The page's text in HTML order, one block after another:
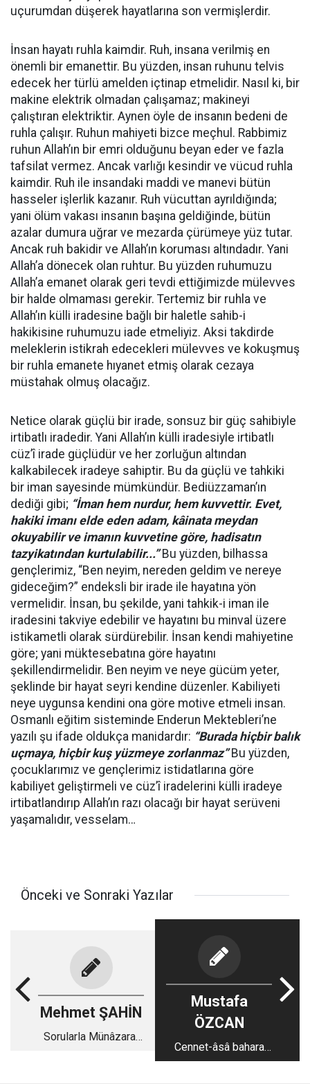
uçurumdan düşerek hayatlarına son vermişlerdir.
İnsan hayatı ruhla kaimdir. Ruh, insana verilmiş en
önemli bir emanettir. Bu yüzden, insan ruhunu telvis
edecek her türlü amelden içtinap etmelidir. Nasıl ki, bir
makine elektrik olmadan çalışamaz; makineyi
çalıştıran elektriktir. Aynen öyle de insanın bedeni de
ruhla çalışır. Ruhun mahiyeti bizce meçhul. Rabbimiz
ruhun Allah’ın bir emri olduğunu beyan eder ve fazla
tafsilat vermez. Ancak varlığı kesindir ve vücud ruhla
kaimdir. Ruh ile insandaki maddi ve manevi bütün
hasseler işlerlik kazanır. Ruh vücuttan ayrıldığında;
yani ölüm vakası insanın başına geldiğinde, bütün
azalar dumura uğrar ve mezarda çürümeye yüz tutar.
Ancak ruh bakidir ve Allah’ın koruması altındadır. Yani
Allah’a dönecek olan ruhtur. Bu yüzden ruhumuzu
Allah’a emanet olarak geri tevdi ettiğimizde mülevves
bir halde olmaması gerekir. Tertemiz bir ruhla ve
Allah’ın külli iradesine bağlı bir haletle sahib-i
hakikisine ruhumuzu iade etmeliyiz. Aksi takdirde
meleklerin istikrah edecekleri mülevves ve kokuşmuş
bir ruhla emanete hıyanet etmiş olarak cezaya
müstahak olmuş olacağız.
Netice olarak güçlü bir irade, sonsuz bir güç sahibiyle
irtibatlı iradedir. Yani Allah’ın külli iradesiyle irtibatlı
cüz’î irade güçlüdür ve her zorluğun altından
kalkabilecek iradeye sahiptir. Bu da güçlü ve tahkiki
bir iman sayesinde mümkündür. Bediüzzaman’ın
dediği gibi; “İman hem nurdur, hem kuvvettir. Evet,
hakiki imanı elde eden adam, kâinata meydan
okuyabilir ve imanın kuvvetine göre, hadisatın
tazyikatından kurtulabilir...”Bu yüzden, bilhassa
gençlerimiz, “Ben neyim, nereden geldim ve nereye
gideceğim?” endeksli bir irade ile hayatına yön
vermelidir. İnsan, bu şekilde, yani tahkik-i iman ile
iradesini takviye edebilir ve hayatını bu minval üzere
istikametli olarak sürdürebilir. İnsan kendi mahiyetine
göre; yani müktesebatına göre hayatını
şekillendirmelidir. Ben neyim ve neye gücüm yeter,
şeklinde bir hayat seyri kendine düzenler. Kabiliyeti
neye uygunsa kendini ona göre motive etmeli insan.
Osmanlı eğitim sisteminde Enderun Mektebleri’ne
yazılı şu ifade oldukça manidardır: “Burada hiçbir balık
uçmaya, hiçbir kuş yüzmeye zorlanmaz”Bu yüzden,
çocuklarımız ve gençlerimiz istidatlarına göre
kabiliyet geliştirmeli ve cüz’î iradelerini külli iradeye
irtibatlandırıp Allah’ın razı olacağı bir hayat serüveni
yaşamalıdır, vesselam…
Önceki ve Sonraki Yazılar
Mehmet ŞAHİN
Sorularla Münâzarat
Mustafa
ÖZCAN
Cennet-âsâ bahara
erişmek